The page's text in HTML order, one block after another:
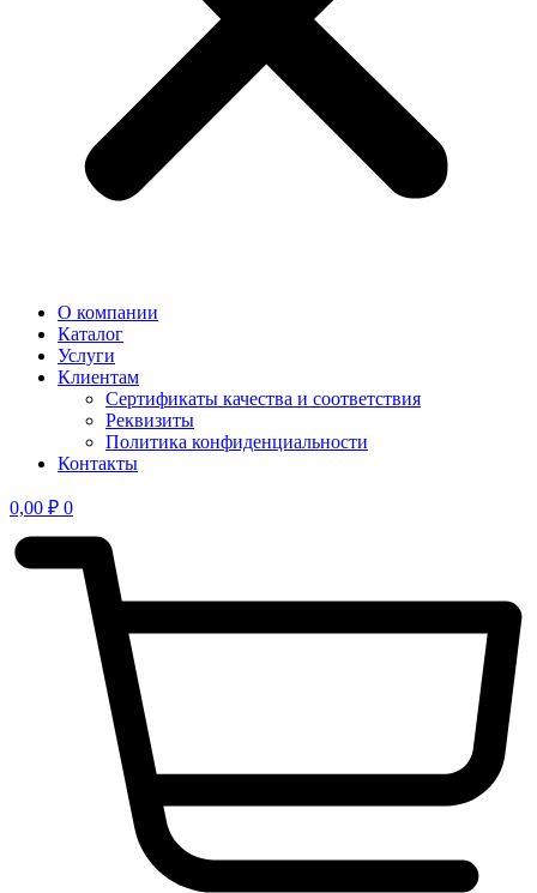
О компании
Каталог
Услуги
Клиентам
Сертификаты качества и соответствия
Реквизиты
Политика конфиден­циальности
Контакты
0,00 ₽ 0